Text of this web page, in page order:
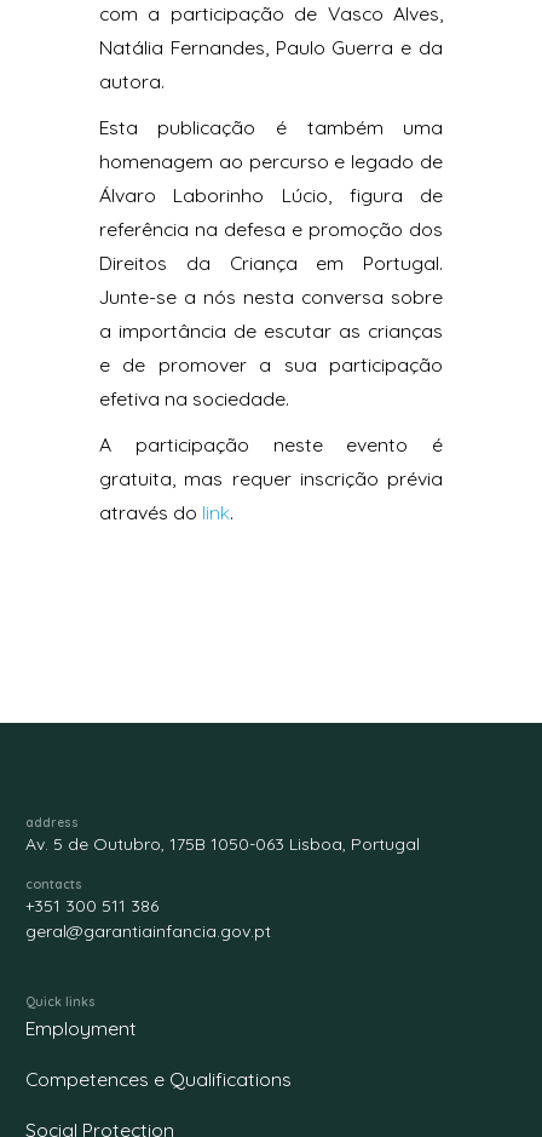
com a participação de Vasco Alves,
Natália Fernandes, Paulo Guerra e da
autora.⁠ ⁠
Esta publicação é também uma
homenagem ao percurso e legado de
Álvaro Laborinho Lúcio, figura de
referência na defesa e promoção dos
Direitos da Criança em Portugal.⁠
⁠Junte-se a nós nesta conversa sobre
a importância de escutar as crianças
e de promover a sua participação
efetiva na sociedade.⁠ ⁠
⁠A participação neste evento é
gratuita, mas requer inscrição prévia
através do link.
address
Av. 5 de Outubro, 175B 1050-063 Lisboa, Portugal
contacts
+351 300 511 386
geral@garantiainfancia.gov.pt
Quick links
Employment
Competences e Qualifications
Social Protection